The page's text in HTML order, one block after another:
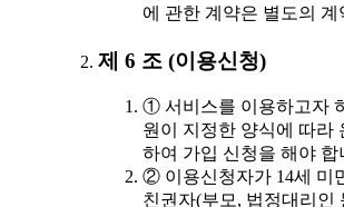
에 관한 계약은 별도의 계
제 6 조 (이용신청)
① 서비스를 이용하고자
원이 지정한 양식에 따라
하여 가입 신청을 해야 합
② 이용신청자가 14세 미
친권자(부모, 법정대리인